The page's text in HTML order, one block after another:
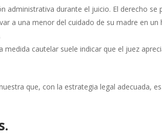
administrativa durante el juicio. El derecho se
a una menor del cuidado de su madre en un
cautelar suele indicar que el juez
que, con la estrategia legal adecuada,